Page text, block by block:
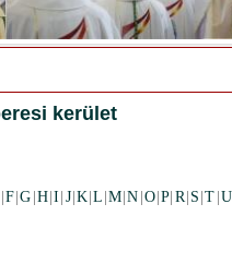
kerület
F |G H |I J |K |L M |N O |P R| S |T U